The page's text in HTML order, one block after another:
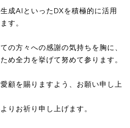
成AIといったDXを積極的に活用
す。
の方々への感謝の気持ちを胸に、
め全力を挙げて努めて参ります。
顧を賜りますよう、お願い申し上
りお祈り申し上げます。